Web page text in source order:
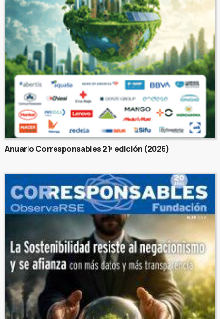
Anuario Corresponsables 21ª edición (2026)